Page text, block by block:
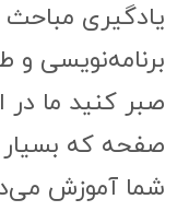
یادگیری مباحث
برنامه‌نویسی
صبر کنید ما در
صفحه که بسیار
شما آموزش